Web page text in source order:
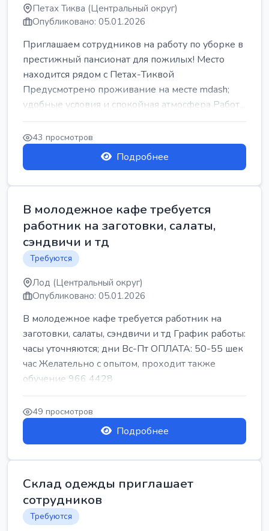
Петах Тиква (Центральный округ)
Опубликовано: 05.01.2026
Приглашаем сотрудников на работу по уборке в
престижный пансионат для пожилых! Место
находится рядом с Петах-Тиквой
Предусмотрено проживание на месте mdash;
удобные условия и спокойная атмосфера Работ...
43 просмотров
Подробнее
В молодежное кафе требуется
работник на заготовки, салаты,
сэндвичи и тд
Требуются
Лод (Центральный округ)
Опубликовано: 05.01.2026
В молодежное кафе требуется работник на
заготовки, салаты, сэндвичи и тд График работы:
часы уточняются; дни Вс-Пт ОПЛАТА: 50-55 шек
час Желательно с опытом, проходит также
обучение 966 4428
49 просмотров
Подробнее
Склад одежды приглашает
сотрудников
Требуются